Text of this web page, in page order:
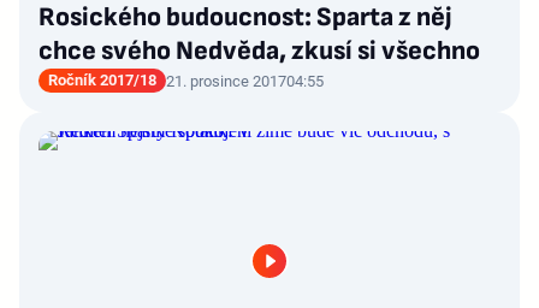
Rosického budoucnost: Sparta z něj
chce svého Nedvěda, zkusí si všechno
Ročník 2017/18 21. prosince 201704:55